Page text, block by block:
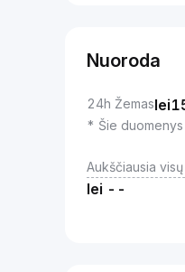
Nuoroda
24h Žemaslei
* Šie
Aukščiausia
lei --